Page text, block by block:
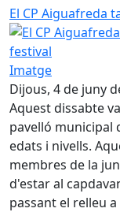
El CP Aiguafreda
Imatge
Dijous, 4 de juny
Aquest dissabte
pavelló municipal
edats i nivells.
membres de la
d'estar al
passant el relleu